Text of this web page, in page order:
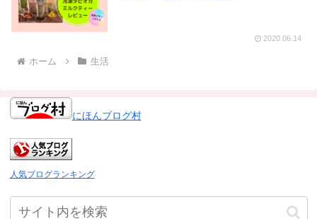
2020.06.14
ホーム 生活
にほんブログ村
人気ブログランキング